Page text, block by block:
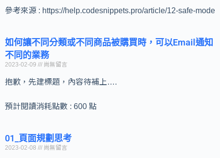
參考來源 : https://help.codesnippets.pro/article/12-safe-mode
如何讓不同分類或不同商品被購買時，可以Email通知
不同的業務
2023-02-09 尚無留言
抱歉，先建標題，內容待補上….
預計閱讀消耗點數 : 600 點
01_頁面規劃思考
2023-02-08 尚無留言